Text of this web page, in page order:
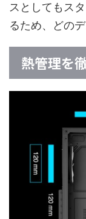
スとしてもス
るため、どの
熱管理を